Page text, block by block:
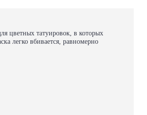
цветных татуировок, в которых
легко вбивается, равномерно